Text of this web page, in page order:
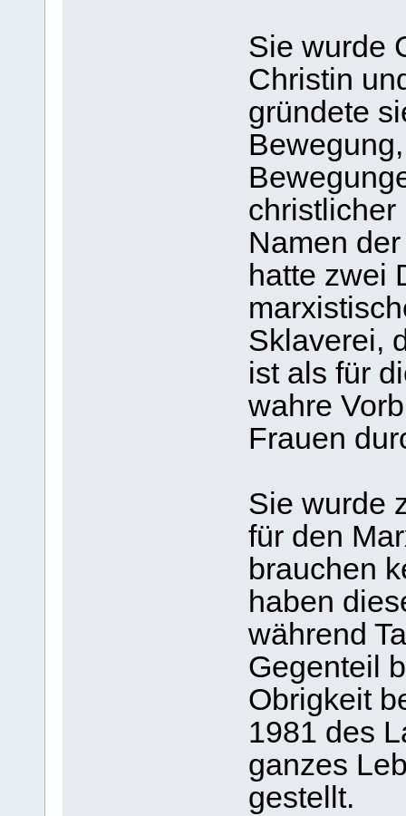
Sie wurde
Christin
gründete
christlicher
Namen
hatte zwei
Sklaverei,
ist als für
wahre
Frauen
Sie wurde
für den
brauchen
haben
während
Gegenteil
Obrigkeit
1981 des
ganzes
gestellt.